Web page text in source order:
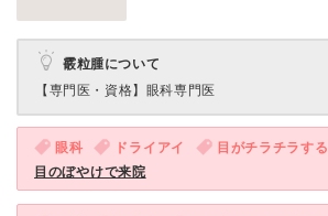
霰粒腫について
【専門医・資格】 眼科専門医
眼科 ドライアイ 目がチラチラする
目のぼやけで来院